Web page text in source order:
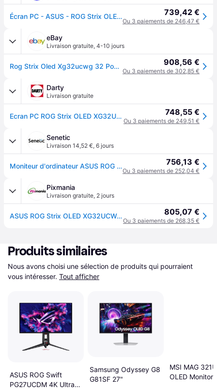
Écran PC - ASUS - ROG Strix OLED XG32UCWG - 31.5 pouces - 4K Ultra HD - Noir 739,42 €
Ou 3 paiements de 246,47 €
eBay
Livraison gratuite, 4-10 jours
Rog Strix Oled Xg32ucwg 32 Pouces 4k Uhd Jeux Écran - Dual-modus 4k À 165 Hz 908,56 €
Ou 3 paiements de 302,85 €
Darty
Livraison gratuite
Ecran PC ROG Strix OLED XG32UCWG 31.5'' 4K Ultra HD Noir 748,55 €
Ou 3 paiements de 249,51 €
Senetic
Livraison 14,52 €, 6 jours
Moniteur d'ordinateur ASUS ROG Strix OLED XG32UCWG 80 90LM0BX0-B01371 756,13 €
Ou 3 paiements de 252,04 €
Pixmania
Livraison gratuite, 2 jours
ASUS ROG Strix OLED XG32UCWG écran plat de PC 80 cm (31.5 ) 3840 x 2160 pixels 4K Ultra HD Noir - Neuf 805,07 €
Ou 3 paiements de 268,35 €
Produits similaires
Nous avons choisi une sélection de produits qui pourraient
vous intéresser. Tout afficher
ASUS ROG Swift
PG27UCDM 4K Ultra
Samsung Odyssey G8
G81SF 27"
MSI MAG
OLED Monitor